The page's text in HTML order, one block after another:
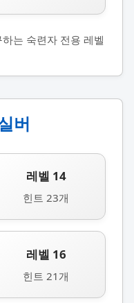
는 숙련자 전용 레벨
버
레벨 14
힌트 23개
레벨 16
힌트 21개